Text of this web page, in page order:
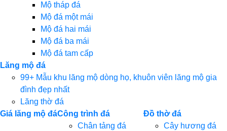
Mộ tháp đá
Mộ đá một mái
Mộ đá hai mái
Mộ đá ba mái
Mộ đá tam cấp
Lăng mộ đá
99+ Mẫu khu lăng mộ dòng họ, khuôn viên lăng mộ gia
đình đẹp nhất
Lăng thờ đá
Giá lăng mộ đáCông trình đá
Chân tảng đá
Đồ thờ đá
Cây hương đá